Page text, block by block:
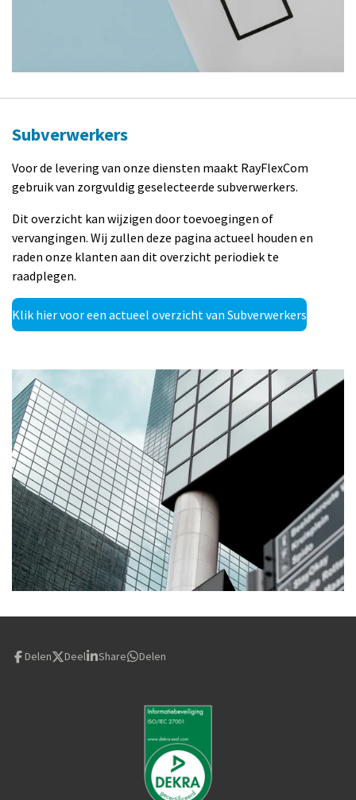
Subverwerkers
Voor de levering van onze diensten maakt RayFlexCom
gebruik van zorgvuldig geselecteerde subverwerkers.
Dit overzicht kan wijzigen door toevoegingen of
vervangingen. Wij zullen deze pagina actueel houden en
raden onze klanten aan dit overzicht periodiek te
raadplegen.
Klik hier voor een actueel overzicht van Subverwerkers
Delen Deel Share Delen